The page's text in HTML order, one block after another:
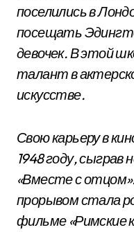
поселились в
посещать
девочек. В этой
талант в
искусстве.
Свою карьеру в
1948 году,
«Вместе с
прорывом стала
фильме «Римские